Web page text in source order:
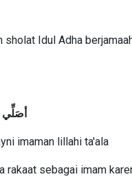
Idul Adha
أصَلِّي
imaman lillahi ta'ala
rakaat sebagai imam